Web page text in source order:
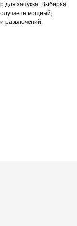
для запуска. Выбирая
мощный,
развлечений.
бу
бу